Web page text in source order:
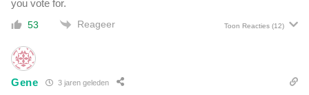
N
e
e
r
l
s
r
a
n
you vote for.
53 Reageer Toon Reacties (12)
Gene 3 jaren geleden